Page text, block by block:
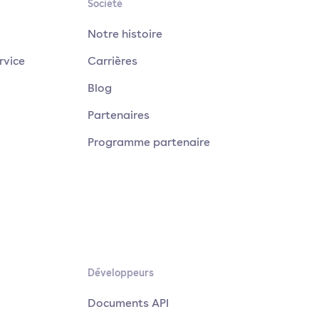
Société
Notre histoire
Carrières
Blog
Partenaires
Programme partenaire
Développeurs
Documents API